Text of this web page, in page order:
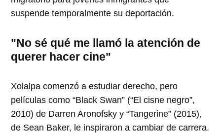
suspende temporalmente su deportación.
"No sé qué me llamó la atención de
querer hacer cine"
Xolalpa comenzó a estudiar derecho, pero
películas como “Black Swan” (“El cisne negro”,
2010) de Darren Aronofsky y “Tangerine” (2015),
de Sean Baker, le inspiraron a cambiar de carrera.